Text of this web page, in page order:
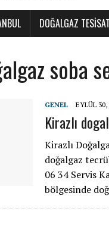
DOĞALGAZ
soba
GENEL EYLÜL 30,
Kirazlı
Kirazlı
doğalgaz
06 34 Servis
bölgesinde